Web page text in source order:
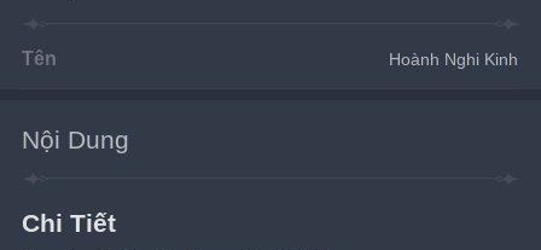
Tên Hoành Nghi Kinh
Nội Dung
Chi Tiết